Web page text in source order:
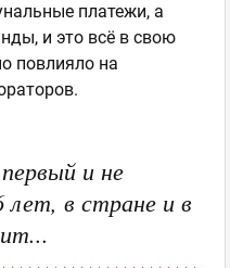
платежи, а
и это всё в свою
повлияло на
и не
лет, в стране и в